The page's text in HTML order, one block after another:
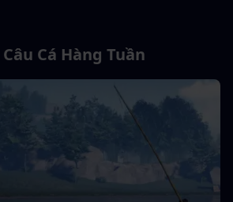
Cá Hàng Tuần